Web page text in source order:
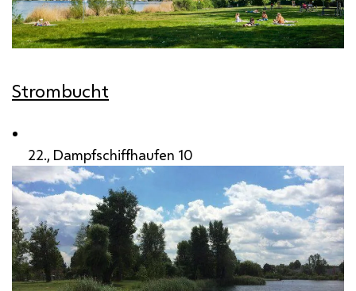
Strombucht
22., Dampfschiffhaufen 10